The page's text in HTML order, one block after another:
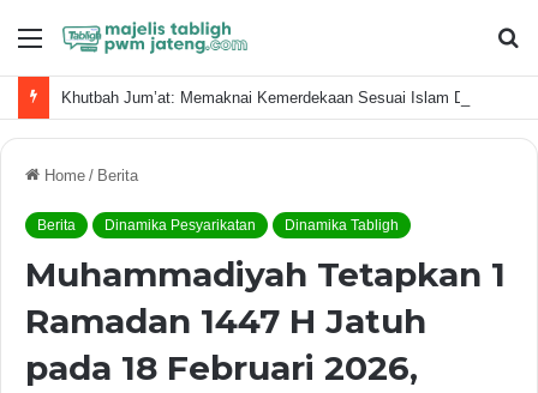
Menu
Home / Berita
Berita Dinamika Pesyarikatan Dinamika Tabligh
Muhammadiyah Tetapkan 1
Ramadan 1447 H Jatuh
pada 18 Februari 2026,